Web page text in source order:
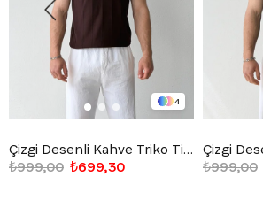
4
Çizgi Desenli Kahve Triko Tişört
₺699,30
₺999,00 ₺999,00